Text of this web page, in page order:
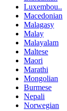
Luxembou..
Macedonian
Malagasy
Malay
Malayalam
Maltese
Maori
Marathi
Mongolian
Burmese
Nepali
Norwegian